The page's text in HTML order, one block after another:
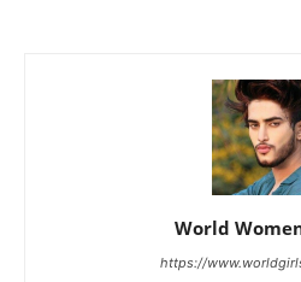
World
https://